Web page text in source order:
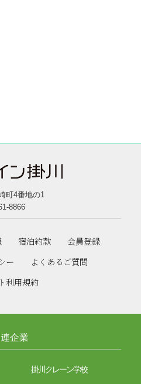
町4番地の1
8866
宿泊約款
会員登録
ー
よくあるご質問
利用規約
企業
掛川クレーン学校